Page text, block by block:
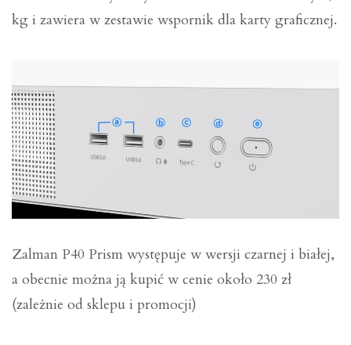
kg i zawiera w zestawie wspornik dla karty graficznej.
Zalman P40 Prism występuje w wersji czarnej i białej,
a obecnie można ją kupić w cenie około 230 zł
(zależnie od sklepu i promocji)